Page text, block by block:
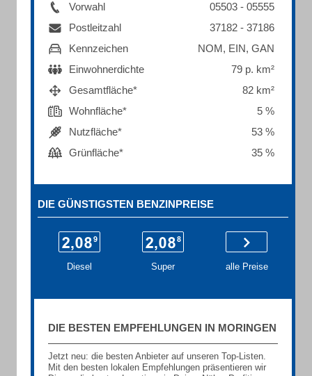
Vorwahl
05503 - 05555
Postleitzahl
37182 - 37186
Kennzeichen
NOM, EIN, GAN
Einwohnerdichte
79 p. km²
Gesamtfläche*
82 km²
Wohnfläche*
5 %
Nutzfläche*
53 %
Grünfläche*
35 %
DIE GÜNSTIGSTEN BENZINPREISE
Diesel Super alle Preise
DIE BESTEN EMPFEHLUNGEN IN MORINGEN
Jetzt neu: die besten Anbieter auf unseren Top-Listen.
Mit den besten lokalen Empfehlungen präsentieren wir